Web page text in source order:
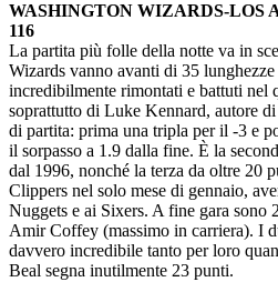
WASHINGTON WIZARDS-LOS
116
La partita più folle della notte va in
Wizards vanno avanti di 35
incredibilmente rimontati e battuti nel
soprattutto di Luke Kennard, autore
di partita: prima una tripla per il -3 e
il sorpasso a 1.9 dalla fine. È la
dal 1996, nonché la terza da oltre 20
Clippers nel solo mese di gennaio,
Nuggets e ai Sixers. A fine gara sono
Amir Coffey (massimo in carriera). I
davvero incredibile tanto per loro
Beal segna inutilmente 23 punti.